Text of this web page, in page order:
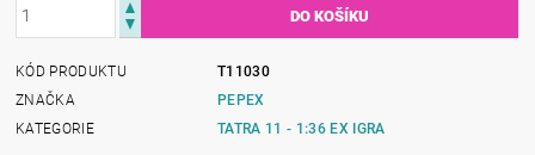
KÓD PRODUKTU
T11030
ZNAČKA
PEPEX
KATEGORIE
TATRA 11 - 1:36 EX IGRA